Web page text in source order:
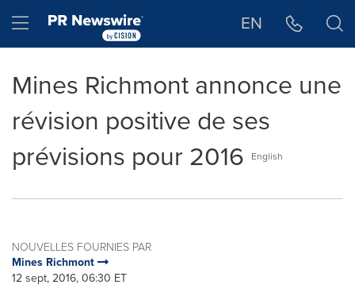
Hamburger menu EN
Mines Richmont annonce une
révision positive de ses
prévisions pour 2016
English
NOUVELLES FOURNIES PAR
Mines Richmont
12 sept, 2016, 06:30 ET